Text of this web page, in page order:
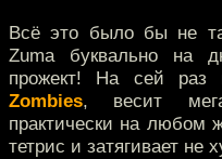
Всё это было бы не
Zuma буквально на
прожект! На сей раз
Zombies, весит
практически на любом
тетрис и затягивает не